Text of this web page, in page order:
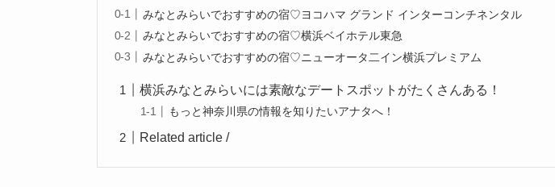
みなとみらいでおすすめの宿♡ヨコハマ グランド インターコンチネンタル
みなとみらいでおすすめの宿♡横浜ベイホテル東急
みなとみらいでおすすめの宿♡ニューオータ二イン横浜プレミアム
横浜みなとみらいには素敵なデートスポットがたくさんある！
もっと神奈川県の情報を知りたいアナタへ！
Related article /